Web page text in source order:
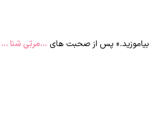
بیاموزید.» پس از صحبت های …مربّی شنا …